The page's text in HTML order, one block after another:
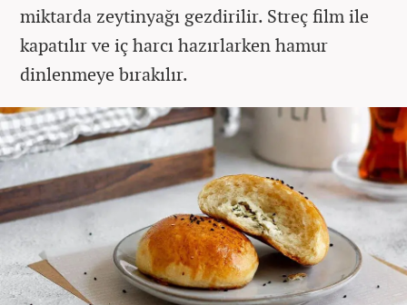
miktarda zeytinyağı gezdirilir. Streç film ile
kapatılır ve iç harcı hazırlarken hamur
dinlenmeye bırakılır.